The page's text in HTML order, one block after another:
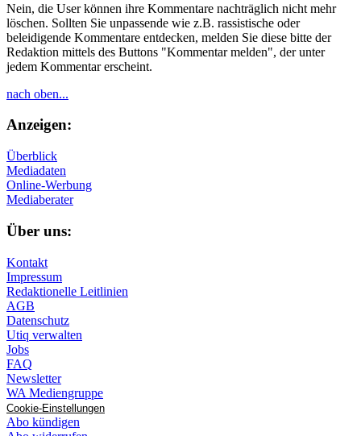
Nein, die User können ihre Kommentare nachträglich nicht mehr
löschen. Sollten Sie unpassende wie z.B. rassistische oder
beleidigende Kommentare entdecken, melden Sie diese bitte der
Redaktion mittels des Buttons "Kommentar melden", der unter
jedem Kommentar erscheint.
nach oben...
Anzeigen:
Überblick
Mediadaten
Online-Werbung
Mediaberater
Über uns:
Kontakt
Impressum
Redaktionelle Leitlinien
AGB
Datenschutz
Utiq verwalten
Jobs
FAQ
Newsletter
WA Mediengruppe
Cookie-Einstellungen
Abo kündigen